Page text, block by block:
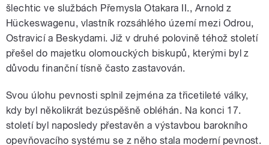
šlechtic ve službách Přemysla Otakara II., Arnold z
Hückeswagenu, vlastník rozsáhlého území mezi Odrou,
Ostravicí a Beskydami. Již v druhé polovině téhož století
přešel do majetku olomouckých biskupů, kterými byl z
důvodu finanční tísně často zastavován.
Svou úlohu pevnosti splnil zejména za třicetileté války,
kdy byl několikrát bezúspěšně obléhán. Na konci 17.
století byl naposledy přestavěn a výstavbou barokního
opevňovacího systému se z něho stala moderní pevnost.